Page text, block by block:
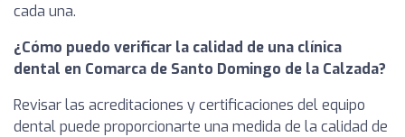
cada una.
¿Cómo puedo verificar la calidad de una clínica
dental en Comarca de Santo Domingo de la Calzada?
Revisar las acreditaciones y certificaciones del equipo
dental puede proporcionarte una medida de la calidad de